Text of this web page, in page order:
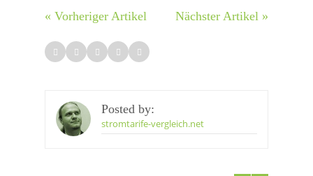
« Vorheriger Artikel Nächster Artikel »
Posted by:
stromtarife-vergleich.net